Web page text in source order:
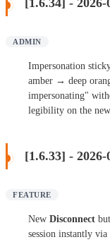
ADMIN
Impersonation
amber → deep
impersonating"
legibility on the new
[1.6.33] - 2026-
FEATURE
New Disconnect
session instantly